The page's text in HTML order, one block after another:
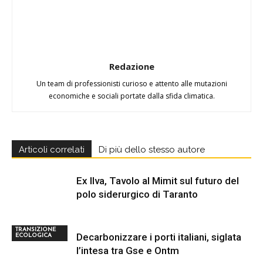
Redazione
Un team di professionisti curioso e attento alle mutazioni
economiche e sociali portate dalla sfida climatica.
Articoli correlati Di più dello stesso autore
TRANSIZIONE
ECOLOGICA
Ex Ilva, Tavolo al Mimit sul futuro del
polo siderurgico di Taranto
Decarbonizzare i porti italiani, siglata
l’intesa tra Gse e Ontm